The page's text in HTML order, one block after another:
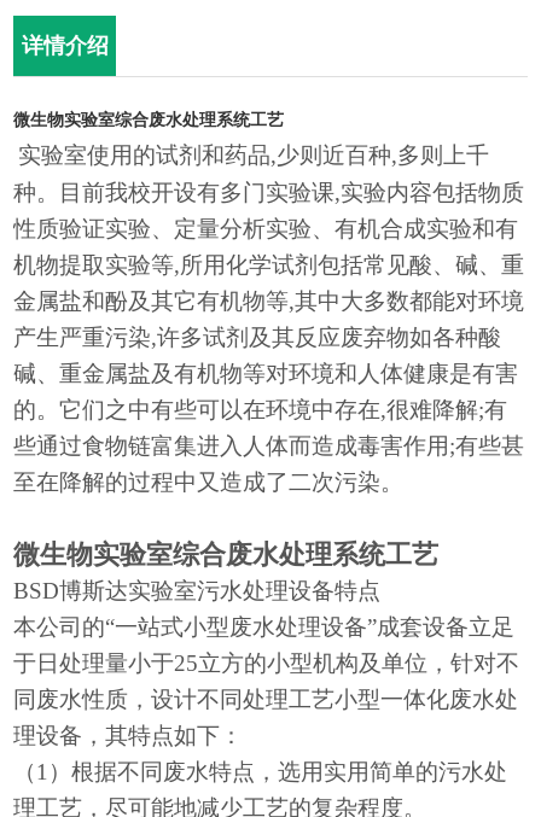
详情介绍
微生物实验室综合废水处理系统工艺
实验室使用的试剂和药品,少则近百种,多则上千
种。目前我校开设有多门实验课,实验内容包括物质
性质验证实验、定量分析实验、有机合成实验和有
机物提取实验等,所用化学试剂包括常见酸、碱、重
金属盐和酚及其它有机物等,其中大多数都能对环境
产生严重污染,许多试剂及其反应废弃物如各种酸
碱、重金属盐及有机物等对环境和人体健康是有害
的。它们之中有些可以在环境中存在,很难降解;有
些通过食物链富集进入人体而造成毒害作用;有些甚
至在降解的过程中又造成了二次污染。
微生物实验室综合废水处理系统工艺
BSD博斯达实验室污水处理设备特点
本公司的“一站式小型废水处理设备”成套设备立足
于日处理量小于25立方的小型机构及单位，针对不
同废水性质，设计不同处理工艺小型一体化废水处
理设备，其特点如下：
（1）根据不同废水特点，选用实用简单的污水处
理工艺，尽可能地减少工艺的复杂程度。